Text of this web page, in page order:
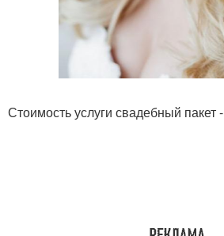
Стоимость услуги свадебный пакет